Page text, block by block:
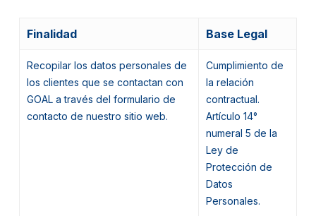
Finalidad Base Legal
Recopilar los datos personales de
los clientes que se contactan con
GOAL a través del formulario de
contacto de nuestro sitio web.
Cumplimiento de
la relación
contractual.
Artículo 14°
numeral 5 de la
Ley de
Protección de
Datos
Personales.